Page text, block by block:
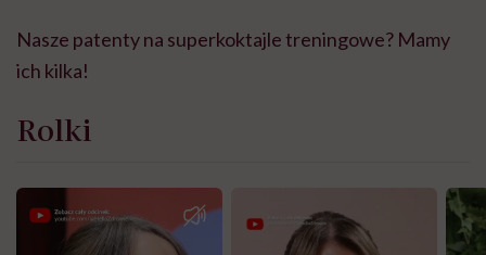
Nasze patenty na superkoktajle treningowe? Mamy
ich kilka!
Rolki